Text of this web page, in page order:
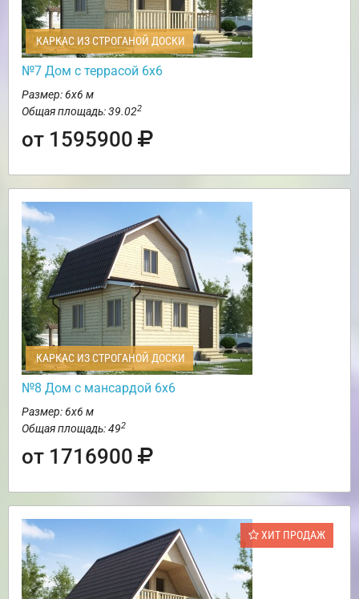
КАРКАС ИЗ СТРОГАНОЙ ДОСКИ
№7 Дом с террасой 6х6
Размер: 6х6 м
Общая площадь: 39.022
от 1595900
КАРКАС ИЗ СТРОГАНОЙ ДОСКИ
№8 Дом с мансардой 6х6
Размер: 6х6 м
Общая площадь: 492
от 1716900
ХИТ ПРОДАЖ